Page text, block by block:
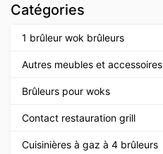
Catégories
1 brûleur wok brûleurs
Autres meubles et accessoires
Brûleurs pour woks
Contact restauration grill
Cuisinières à gaz à 4 brûleurs